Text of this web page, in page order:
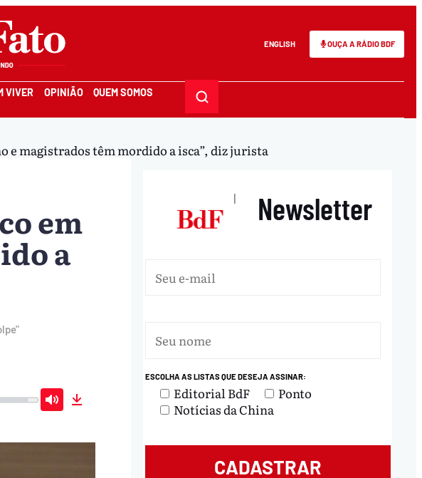
ENGLISH OUÇA A RÁDIO BDF
VIVER OPINIÃO QUEM SOMOS
magistrados têm mordido a isca”, diz jurista
em
a
Mute
| Newsletter
ESCOLHA AS LISTAS QUE DESEJA ASSINAR:
Editorial BdF
Ponto
Notícias da China